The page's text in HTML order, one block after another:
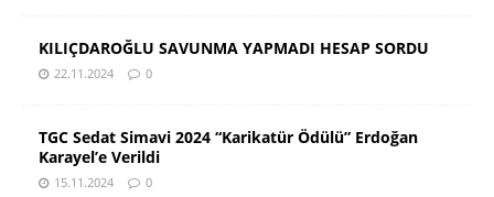
KILIÇDAROĞLU SAVUNMA YAPMADI HESAP SORDU
22.11.2024 0
TGC Sedat Simavi 2024 “Karikatür Ödülü” Erdoğan
Karayel’e Verildi
15.11.2024 0